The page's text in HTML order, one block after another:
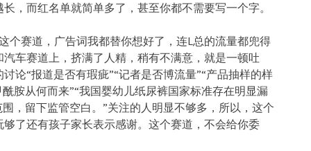
，而红名单就简单多了，甚至你都不需要写一个字。
个赛道，广告词我都替你想好了，连L总的流量都兜得
车赛道上，挤满了人精，稍有不满意，就是一顿吐
论“报道是否有瑕疵”“记者是否博流量”“产品抽样的样
胺从何而来”“我国婴幼儿纸尿裤国家标准存在明显漏
，留下监管空白。”关注的人明显不够多，所以，这个
了还有孩子家长表示感谢。这个赛道，不会给你委